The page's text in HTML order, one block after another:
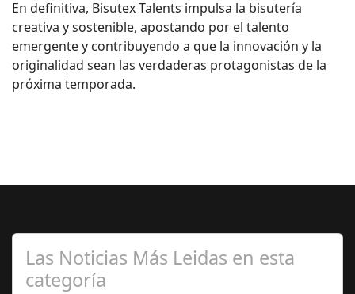
En definitiva, Bisutex Talents impulsa la bisutería
creativa y sostenible, apostando por el talento
emergente y contribuyendo a que la innovación y la
originalidad sean las verdaderas protagonistas de la
próxima temporada.
Las Noticias Más Leidas en esta
categoría